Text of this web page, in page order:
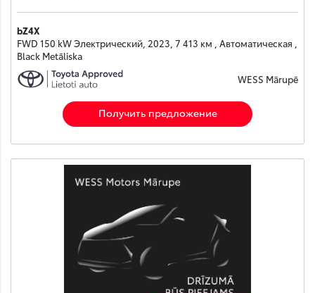
bZ4X
FWD 150 kW Электрический, 2023, 7 413 км , Автоматическая ,
Black Metāliska
WESS Mārupē
Получить предложение